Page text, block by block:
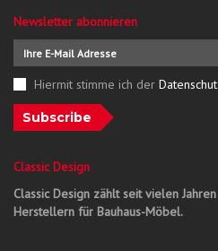
Newsletter abonnieren
Hiermit stimme ich der
Subscribe
Classic Design
Classic Design zählt seit vielen
Herstellern für Bauhaus-Möbel.